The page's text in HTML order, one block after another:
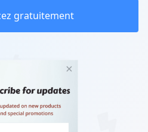
gratuitement